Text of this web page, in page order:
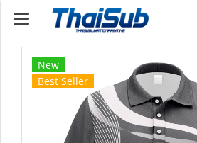
New
Best Seller